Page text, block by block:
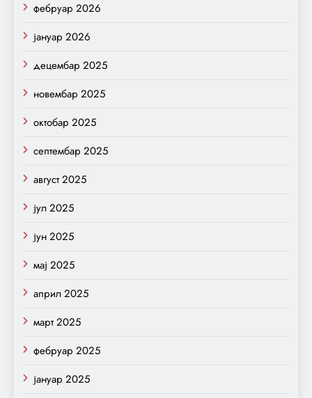
фебруар 2026
јануар 2026
децембар 2025
новембар 2025
октобар 2025
септембар 2025
август 2025
јул 2025
јун 2025
мај 2025
април 2025
март 2025
фебруар 2025
јануар 2025